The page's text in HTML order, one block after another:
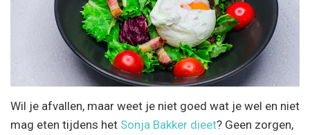
Wil je afvallen, maar weet je niet goed wat je wel en niet
mag eten tijdens het Sonja Bakker dieet? Geen zorgen,